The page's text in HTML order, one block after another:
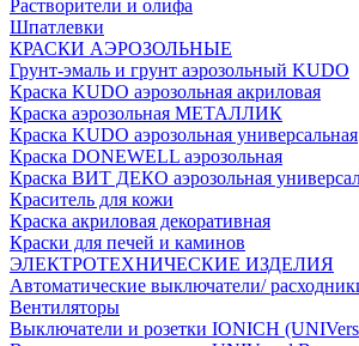
Растворители и олифа
Шпатлевки
КРАСКИ АЭРОЗОЛЬНЫЕ
Грунт-эмаль и грунт аэрозольный KUDO
Краска KUDO аэрозольная акриловая
Краска аэрозольная МЕТАЛЛИК
Краска KUDO аэрозольная универсальная
Краска DONEWELL аэрозольная
Краска ВИТ ДЕКО аэрозольная
Краситель для кожи
Краска акриловая декоративная
Краски для печей и каминов
ЭЛЕКТРОТЕХНИЧЕСКИЕ ИЗДЕЛИЯ
Автоматические выключатели/
Вентиляторы
Выключатели и розетки IONICH